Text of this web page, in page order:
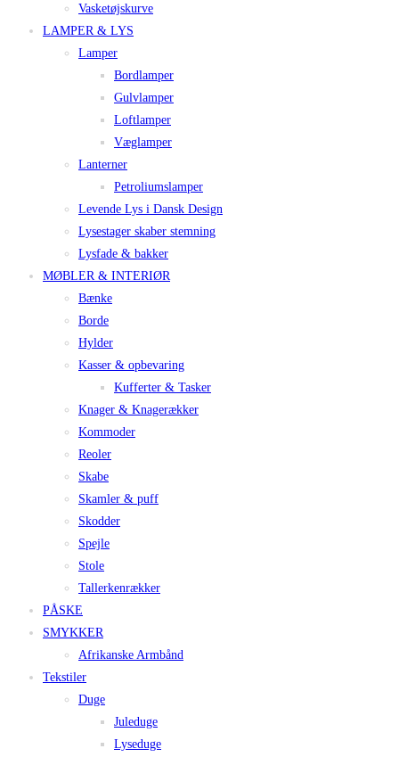
Vasketøjskurve
LAMPER & LYS
Lamper
Bordlamper
Gulvlamper
Loftlamper
Væglamper
Lanterner
Petroliumslamper
Levende Lys i Dansk Design
Lysestager skaber stemning
Lysfade & bakker
MØBLER & INTERIØR
Bænke
Borde
Hylder
Kasser & opbevaring
Kufferter & Tasker
Knager & Knagerækker
Kommoder
Reoler
Skabe
Skamler & puff
Skodder
Spejle
Stole
Tallerkenrækker
PÅSKE
SMYKKER
Afrikanske Armbånd
Tekstiler
Duge
Juleduge
Lyseduge